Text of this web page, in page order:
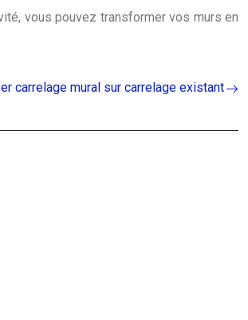
vous pouvez transformer vos murs en
carrelage mural sur carrelage existant